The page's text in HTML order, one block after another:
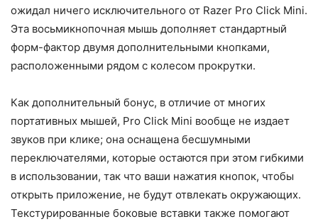
ожидал ничего исключительного от Razer Pro Click Mini.
Эта восьмикнопочная мышь дополняет стандартный
форм-фактор двумя дополнительными кнопками,
расположенными рядом с колесом прокрутки.
Как дополнительный бонус, в отличие от многих
портативных мышей, Pro Click Mini вообще не издает
звуков при клике; она оснащена бесшумными
переключателями, которые остаются при этом гибкими
в использовании, так что ваши нажатия кнопок, чтобы
открыть приложение, не будут отвлекать окружающих.
Текстурированные боковые вставки также помогают